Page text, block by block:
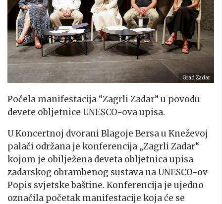
Grad Zadar
Počela manifestacija “Zagrli Zadar” u povodu
devete obljetnice UNESCO-ova upisa.
U Koncertnoj dvorani Blagoje Bersa u Kneževoj
palači održana je konferencija „Zagrli Zadar“
kojom je obilježena deveta obljetnica upisa
zadarskog obrambenog sustava na UNESCO-ov
Popis svjetske baštine. Konferencija je ujedno
označila početak manifestacije koja će se